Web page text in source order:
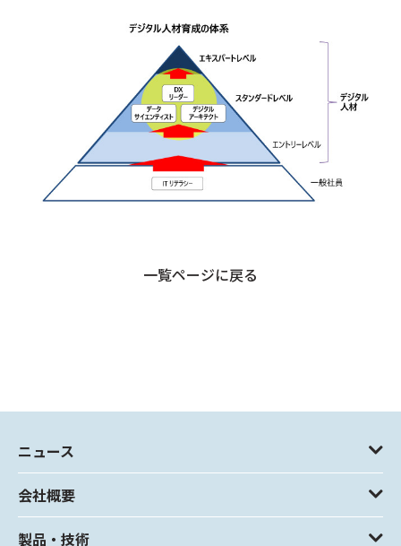
一覧ページに戻る
ニュース
会社概要
製品・技術